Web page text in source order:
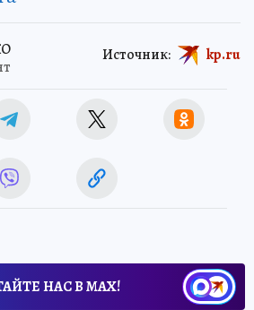
Источник: kp.ru
НАС В МАХ!